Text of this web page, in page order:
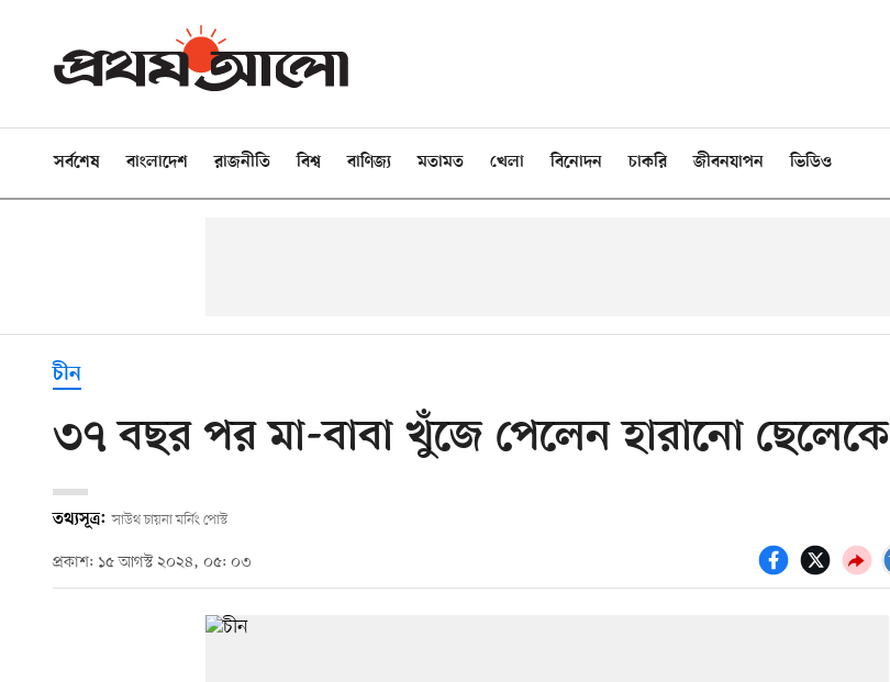
সর্বশেষ বাংলাদেশ রাজনীতি বিশ্ব বাণিজ্য মতামত খেলা বিনোদন চাকরি জীবনযাপন ভিডিও
চীন
৩৭ বছর পর মা-বাবা খুঁজে পেলেন হারানো ছেলেকে
তথ্যসূত্র: সাউথ চায়না মর্নিং পোস্ট
প্রকাশ: ১৫ আগস্ট ২০২৪, ০৫: ০৩